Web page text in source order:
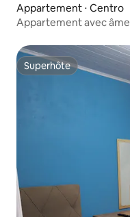
Appartement ⋅ Centro
Appartement avec âme
Superhôte
Superhôte